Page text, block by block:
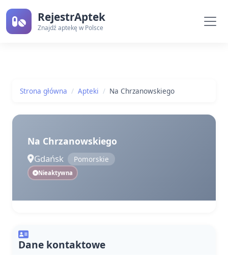
RejestrAptek
Znajdź aptekę w Polsce
Strona główna Apteki Na Chrzanowskiego
Na Chrzanowskiego
Gdańsk Pomorskie
Nieaktywna
Dane kontaktowe